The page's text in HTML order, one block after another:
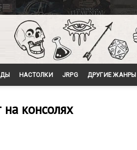
НАСТОЛКИ JRPG ДРУГИЕ ЖАНРЫ
консолях